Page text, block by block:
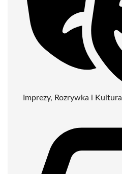
Imprezy, Rozrywka i Kultura